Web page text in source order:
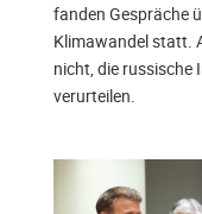
fanden Gespräche
Klimawandel statt.
nicht, die russische
verurteilen.